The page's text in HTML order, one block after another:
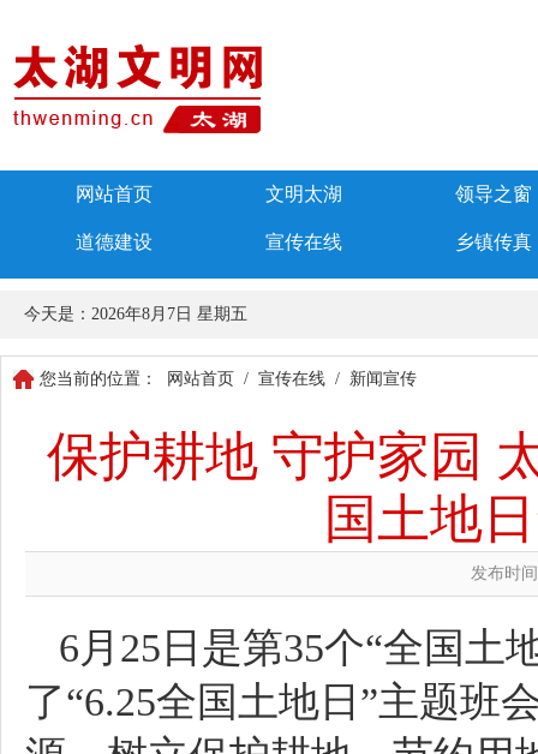
网站首页 文明太湖 领导之窗
道德建设 宣传在线 乡镇传真
今天是： 2026年8月7日 星期五
您当前的位置： 网站首页 / 宣传在线 / 新闻宣传
保护耕地 守护家园
国土地
发布时
6月25日是第35个“全国土
了“6.25全国土地日”主题班